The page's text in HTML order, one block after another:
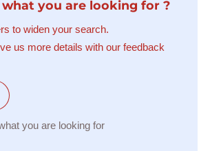
you are looking for ?
to widen your search.
us more details with our feedback
you are looking for